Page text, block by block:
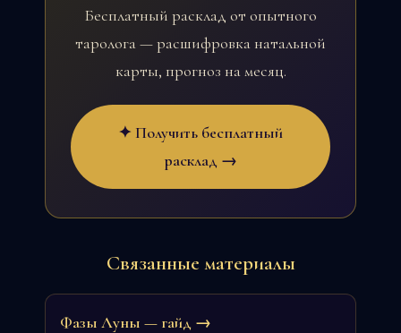
Бесплатный расклад от опытного
таролога — расшифровка натальной
карты, прогноз на месяц.
✦ Получить бесплатный
расклад →
Связанные материалы
Фазы Луны — гайд →